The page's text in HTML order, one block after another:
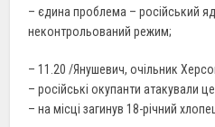
– єдина проблема – російський
неконтрольований режим;
– 11.20 /Янушевич, очільник
– російські окупанти атакували
– на місці загинув 18-річний